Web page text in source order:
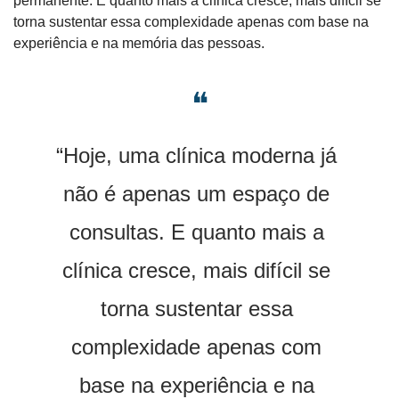
torna sustentar essa complexidade apenas com base na
experiência e na memória das pessoas.
❝
“Hoje, uma clínica moderna já
não é apenas um espaço de
consultas. E quanto mais a
clínica cresce, mais difícil se
torna sustentar essa
complexidade apenas com
base na experiência e na